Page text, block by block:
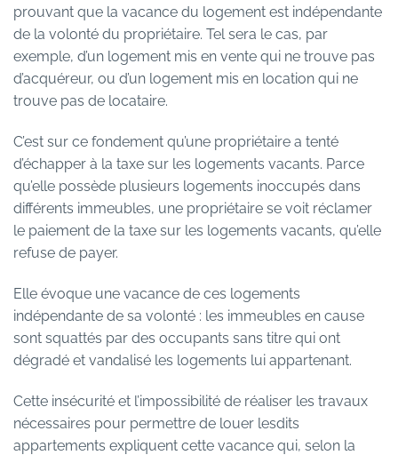
prouvant que la vacance du logement est indépendante
de la volonté du propriétaire. Tel sera le cas, par
exemple, d’un logement mis en vente qui ne trouve pas
d’acquéreur, ou d’un logement mis en location qui ne
trouve pas de locataire.
C’est sur ce fondement qu’une propriétaire a tenté
d’échapper à la taxe sur les logements vacants. Parce
qu’elle possède plusieurs logements inoccupés dans
différents immeubles, une propriétaire se voit réclamer
le paiement de la taxe sur les logements vacants, qu’elle
refuse de payer.
Elle évoque une vacance de ces logements
indépendante de sa volonté : les immeubles en cause
sont squattés par des occupants sans titre qui ont
dégradé et vandalisé les logements lui appartenant.
Cette insécurité et l’impossibilité de réaliser les travaux
nécessaires pour permettre de louer lesdits
appartements expliquent cette vacance qui, selon la